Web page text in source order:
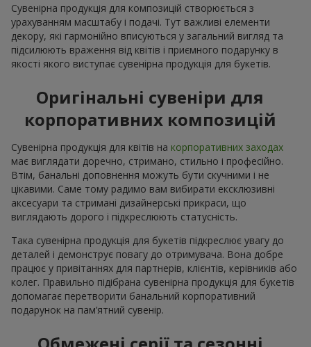
Сувенірна продукція для композицій створюється з
урахуванням масштабу і подачі. Тут важливі елементи
декору, які гармонійно вписуються у загальний вигляд та
підсилюють враження від квітів і приємного подарунку в
якості якого виступає сувенірна продукція для букетів.
Оригінальні сувеніри для
корпоративних композицій
Сувенірна продукція для квітів на корпоративних заходах
має виглядати доречно, стримано, стильно і професійно.
Втім, банальні доповнення можуть бути скучними і не
цікавими. Саме тому радимо вам вибирати ексклюзивні
аксесуари та стримані дизайнерські прикраси, що
виглядають дорого і підкреслюють статусність.
Така сувенірна продукція для букетів підкреслює увагу до
деталей і демонструє повагу до отримувача. Вона добре
працює у привітаннях для партнерів, клієнтів, керівників або
колег. Правильно підібрана сувенірна продукція для букетів
допомагає перетворити банальний корпоративний
подарунок на пам’ятний сувенір.